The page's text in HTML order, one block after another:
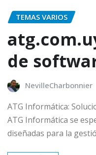
TEMAS VARIOS
de
NevilleCharbonnier
ATG Informática:
ATG Informática se
diseñadas para la